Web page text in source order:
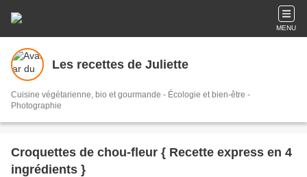
MENU
Les recettes de Juliette
Cuisine végétarienne, bio et gourmande - Écologie et bien-être -
Photographie
Croquettes de chou-fleur { Recette express en 4
ingrédients }